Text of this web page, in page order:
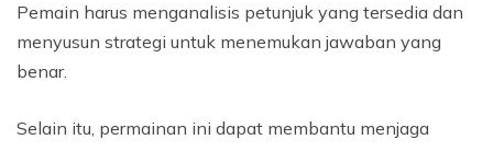
Pemain harus menganalisis petunjuk yang tersedia dan
menyusun strategi untuk menemukan jawaban yang
benar.
Selain itu, permainan ini dapat membantu menjaga